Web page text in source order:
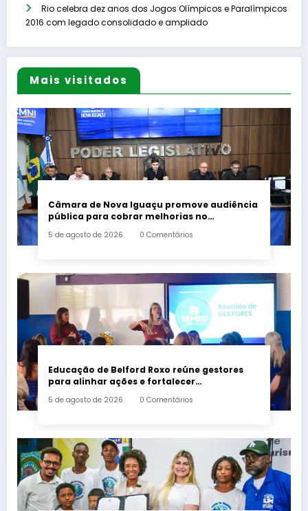
Rio celebra dez anos dos Jogos Olímpicos e Paralímpicos
2016 com legado consolidado e ampliado
Mais visitados
Câmara de Nova Iguaçu promove audiência
pública para cobrar melhorias no
5 de agosto de 2026 0 Comentários
Educação de Belford Roxo reúne gestores
para alinhar ações e fortalecer
5 de agosto de 2026 0 Comentários